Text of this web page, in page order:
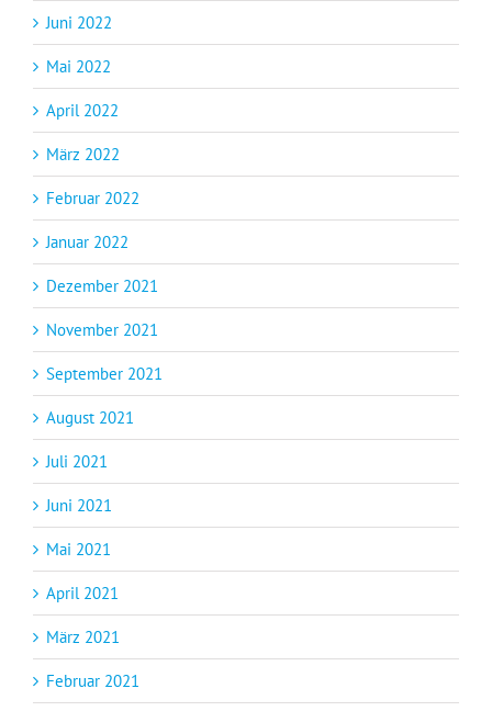
Juni 2022
Mai 2022
April 2022
März 2022
Februar 2022
Januar 2022
Dezember 2021
November 2021
September 2021
August 2021
Juli 2021
Juni 2021
Mai 2021
April 2021
März 2021
Februar 2021